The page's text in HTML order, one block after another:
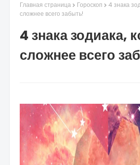
Главная страница Гороскоп
4 знака
сложнее всего забыть!
4 знака зодиака,
сложнее всего